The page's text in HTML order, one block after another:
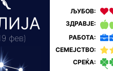
фев)
ЉУБОВ:
ЗДРАВЈЕ:
РАБОТА:
СЕМЕЈСТВО:
СРЕЌА: